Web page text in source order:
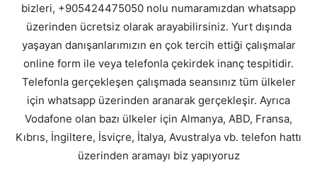
bizleri, +905424475050 nolu numaramızdan whatsapp
üzerinden ücretsiz olarak arayabilirsiniz. Yurt dışında
yaşayan danışanlarımızın en çok tercih ettiği çalışmalar
online form ile veya telefonla çekirdek inanç tespitidir.
Telefonla gerçekleşen çalışmada seansınız tüm ülkeler
için whatsapp üzerinden aranarak gerçekleşir. Ayrıca
Vodafone olan bazı ülkeler için Almanya, ABD, Fransa,
Kıbrıs, İngiltere, İsviçre, İtalya, Avustralya vb. telefon hattı
üzerinden aramayı biz yapıyoruz